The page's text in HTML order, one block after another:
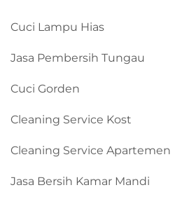
Cuci Lampu Hias
Jasa Pembersih Tungau
Cuci Gorden
Cleaning Service Kost
Cleaning Service Apartemen
Jasa Bersih Kamar Mandi